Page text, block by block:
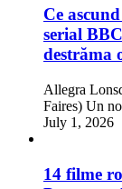
Ce
serial
destrăma
Allegra
Faires) Un
July 1, 2026
14 filme